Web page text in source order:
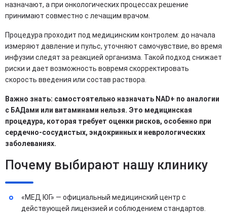
назначают, а при онкологических процессах решение
принимают совместно с лечащим врачом.
Процедура проходит под медицинским контролем: до начала
измеряют давление и пульс, уточняют самочувствие, во время
инфузии следят за реакцией организма. Такой подход снижает
риски и дает возможность вовремя скорректировать
скорость введения или состав раствора.
Важно знать: самостоятельно назначать NAD+ по аналогии
с БАДами или витаминами нельзя. Это медицинская
процедура, которая требует оценки рисков, особенно при
сердечно-сосудистых, эндокринных и неврологических
заболеваниях.
Почему выбирают нашу клинику
«МЕД ЮГ» — официальный медицинский центр с
действующей лицензией и соблюдением стандартов.